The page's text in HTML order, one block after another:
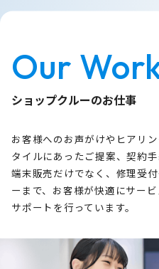
Our
ショップクルーのお仕事
お客様へのお声がけやヒアリ
タイルにあったご提案、契約手
端末販売だけでなく、修理受
ーまで、お客様が快適にサー
サポートを行っています。